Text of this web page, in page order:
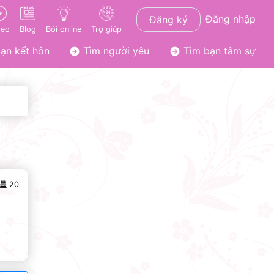
Blog Bói online Trợ giúp
Đăng ký Đăng nhập
kết hôn Tìm người yêu Tìm bạn tâm sự
20